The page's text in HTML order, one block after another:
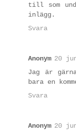
till som
inlägg.
Svara
Anonym 20
Jag är
bara en
Svara
Anonym 20